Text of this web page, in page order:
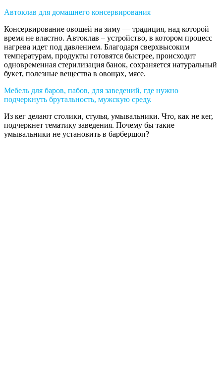
Автоклав для домашнего консервирования
Консервирование овощей на зиму — традиция, над которой
время не властно. Автоклав – устройство, в котором процесс
нагрева идет под давлением. Благодаря сверхвысоким
температурам, продукты готовятся быстрее, происходит
одновременная стерилизация банок, сохраняется натуральный
букет, полезные вещества в овощах, мясе.
Мебель для баров, пабов, для заведений, где нужно
подчеркнуть брутальность, мужскую среду.
Из кег делают столики, стулья, умывальники. Что, как не кег,
подчеркнет тематику заведения. Почему бы такие
умывальники не установить в барбершоп?